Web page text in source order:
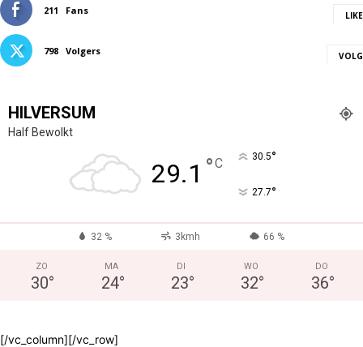
211 Fans LIKE
798 Volgers VOLG
HILVERSUM
Half Bewolkt
29.1 °C 30.5°
27.7°
32 % 3kmh 66 %
ZO
30°
MA
24°
DI
23°
WO
32°
DO
36°
[/vc_column][/vc_row]